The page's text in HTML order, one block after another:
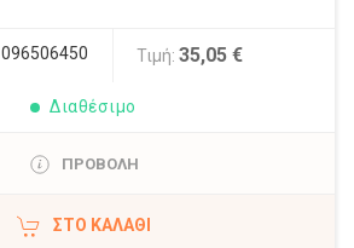
096506450 Τιμή: 35,05 €
Διαθέσιμο
ΠΡΟΒΟΛΗ
ΣΤΟ ΚΑΛΆΘΙ